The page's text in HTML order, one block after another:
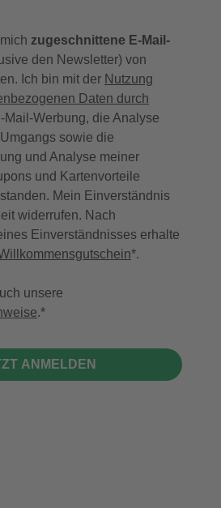
zugeschnittene E-Mail-
den Newsletter) von
Ich bin mit der Nutzung
Daten durch
Mail-Werbung, die Analyse
sowie die
und Analyse meiner
und Kartenvorteile
Mein Einverständnis
widerrufen. Nach
Einverständnisses erhalte
*.
unsere
.
ANMELDEN